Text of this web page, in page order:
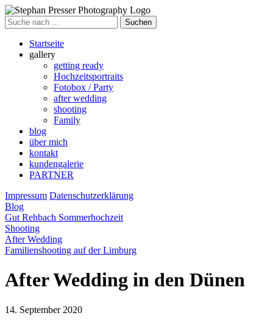
Suche
nach
Startseite
gallery
getting ready
Hochzeitsportraits
Fotobox / Party
after wedding
shooting
Family
blog
über mich
kontakt
kundengalerie
PARTNER
Impressum Datenschutzerklärung
Blog
Gut Rehbach Sommerhochzeit
Shooting
After Wedding
Familienshooting auf der Limburg
After Wedding in den Dünen
14. September 2020